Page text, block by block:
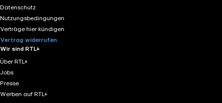
Datenschutz
Nutzungsbedingungen
Verträge hier kündigen
Vertrag widerrufen
Wir sind RTL+
Über RTL+
Jobs
Presse
Werben auf RTL+